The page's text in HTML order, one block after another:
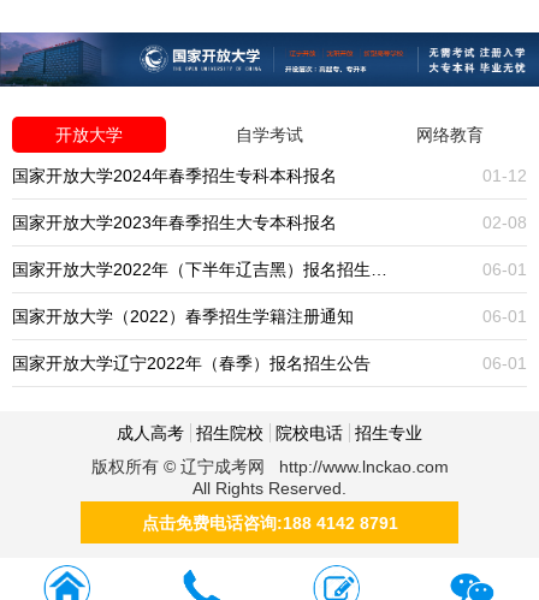
开放大学 自学考试 网络教育
01-12
国家开放大学2024年春季招生专科本科报名
02-08
国家开放大学2023年春季招生大专本科报名
06-01
06-01
国家开放大学（2022）春季招生学籍注册通知
06-01
国家开放大学辽宁2022年（春季）报名招生公告
成人高考 招生院校 院校电话
招生专业
版权所有 © 辽宁成考网 http://www.lnckao.com
All Rights Reserved.
点击免费电话咨询:188 4142 8791